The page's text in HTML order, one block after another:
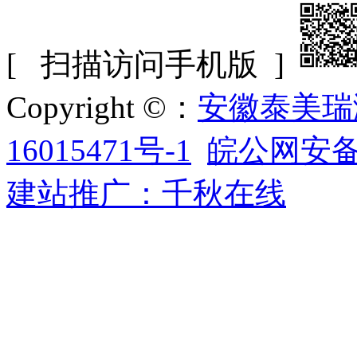
[ 扫描访问手机版 ]
Copyright ©： 安徽泰美
16015471号-1 皖公网安
建站推广：千秋在线